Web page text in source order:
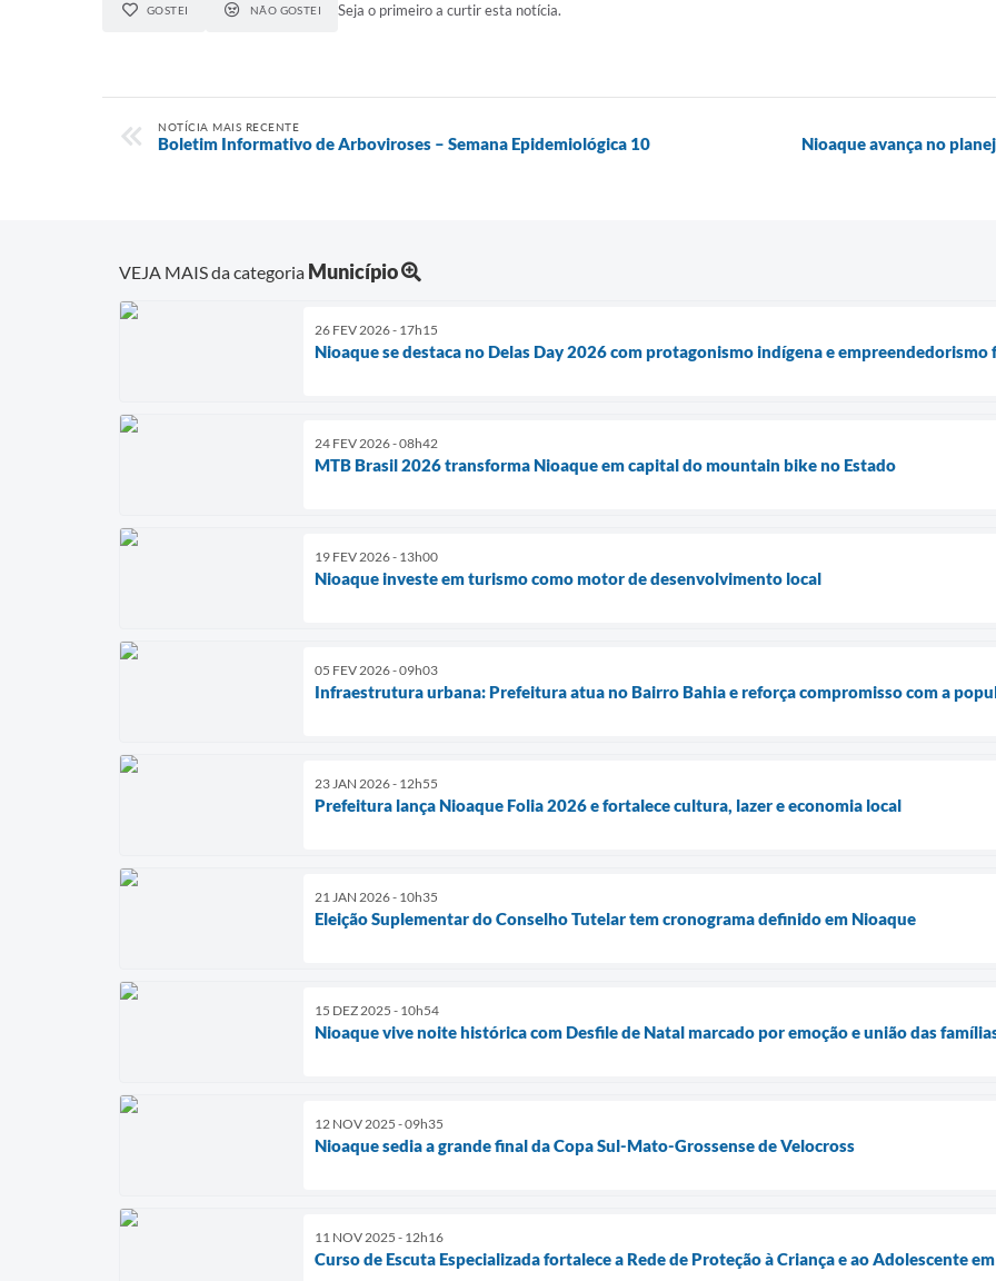
GOSTEI NÃO GOSTEI Seja o primeiro a curtir esta notícia.
NOTÍCIA MAIS RECENTE
Boletim Informativo de Arboviroses – Semana Epidemiológica 10 Nioaque avança no
VEJA MAIS da categoria Município
26 FEV 2026 - 17h15
Nioaque se destaca no Delas Day 2026 com protagonismo indígena e empreendedorismo
24 FEV 2026 - 08h42
MTB Brasil 2026 transforma Nioaque em capital do mountain bike no Estado
19 FEV 2026 - 13h00
Nioaque investe em turismo como motor de desenvolvimento local
05 FEV 2026 - 09h03
Infraestrutura urbana: Prefeitura atua no Bairro Bahia e reforça compromisso com a
23 JAN 2026 - 12h55
Prefeitura lança Nioaque Folia 2026 e fortalece cultura, lazer e economia local
21 JAN 2026 - 10h35
Eleição Suplementar do Conselho Tutelar tem cronograma definido em Nioaque
15 DEZ 2025 - 10h54
Nioaque vive noite histórica com Desfile de Natal marcado por emoção e união das
12 NOV 2025 - 09h35
Nioaque sedia a grande final da Copa Sul-Mato-Grossense de Velocross
11 NOV 2025 - 12h16
Curso de Escuta Especializada fortalece a Rede de Proteção à Criança e ao Adolescente